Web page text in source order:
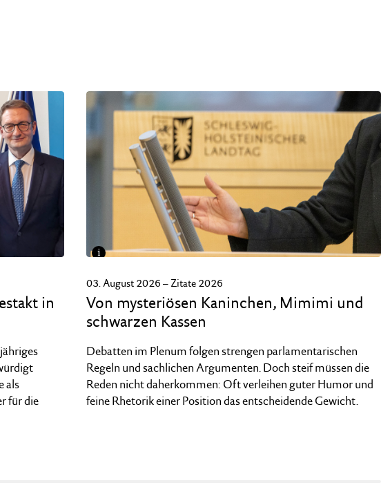
und
Verkehr
in
als
für die
i
Holstein.
03. August 2026 – Zitate 2026
Von mysteriösen Kaninchen, Mimimi und
schwarzen Kassen
Debatten im Plenum folgen strengen parlamentarischen
Regeln und sachlichen Argumenten. Doch steif müssen die
Reden nicht daherkommen: Oft verleihen guter Humor und
feine Rhetorik einer Position das entscheidende Gewicht.